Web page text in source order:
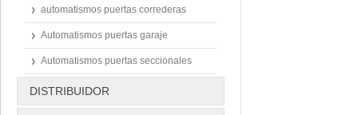
automatismos puertas correderas
Automatismos puertas garaje
Automatismos puertas seccionales
DISTRIBUIDOR